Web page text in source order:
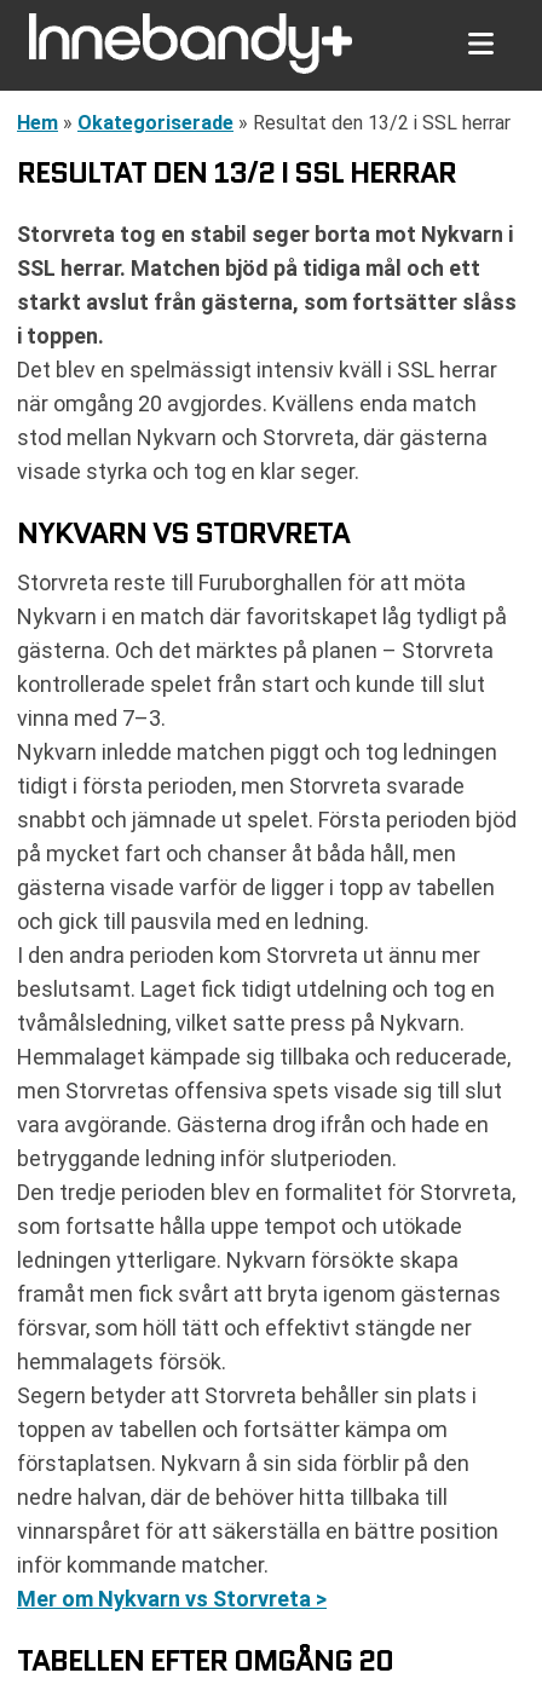
Hem » Okategoriserade » Resultat den 13/2 i SSL herrar
RESULTAT DEN 13/2 I SSL HERRAR
Storvreta tog en stabil seger borta mot Nykvarn i
SSL herrar. Matchen bjöd på tidiga mål och ett
starkt avslut från gästerna, som fortsätter slåss
i toppen.
Det blev en spelmässigt intensiv kväll i SSL herrar
när omgång 20 avgjordes. Kvällens enda match
stod mellan Nykvarn och Storvreta, där gästerna
visade styrka och tog en klar seger.
NYKVARN VS STORVRETA
Storvreta reste till Furuborghallen för att möta
Nykvarn i en match där favoritskapet låg tydligt på
gästerna. Och det märktes på planen – Storvreta
kontrollerade spelet från start och kunde till slut
vinna med 7–3.
Nykvarn inledde matchen piggt och tog ledningen
tidigt i första perioden, men Storvreta svarade
snabbt och jämnade ut spelet. Första perioden bjöd
på mycket fart och chanser åt båda håll, men
gästerna visade varför de ligger i topp av tabellen
och gick till pausvila med en ledning.
I den andra perioden kom Storvreta ut ännu mer
beslutsamt. Laget fick tidigt utdelning och tog en
tvåmålsledning, vilket satte press på Nykvarn.
Hemmalaget kämpade sig tillbaka och reducerade,
men Storvretas offensiva spets visade sig till slut
vara avgörande. Gästerna drog ifrån och hade en
betryggande ledning inför slutperioden.
Den tredje perioden blev en formalitet för Storvreta,
som fortsatte hålla uppe tempot och utökade
ledningen ytterligare. Nykvarn försökte skapa
framåt men fick svårt att bryta igenom gästernas
försvar, som höll tätt och effektivt stängde ner
hemmalagets försök.
Segern betyder att Storvreta behåller sin plats i
toppen av tabellen och fortsätter kämpa om
förstaplatsen. Nykvarn å sin sida förblir på den
nedre halvan, där de behöver hitta tillbaka till
vinnarspåret för att säkerställa en bättre position
inför kommande matcher.
Mer om Nykvarn vs Storvreta >
TABELLEN EFTER OMGÅNG 20